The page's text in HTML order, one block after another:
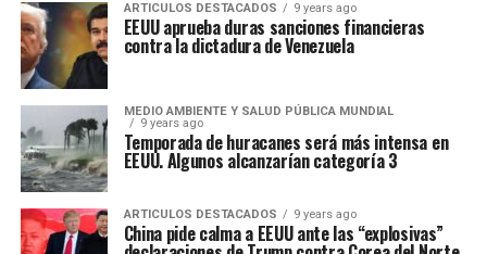
ARTICULOS DESTACADOS 9 years ago
EEUU aprueba duras sanciones financieras
contra la dictadura de Venezuela
MEDIO AMBIENTE Y SALUD PÚBLICA MUNDIAL
9 years ago
Temporada de huracanes será más intensa en
EEUU. Algunos alcanzarían categoría 3
ARTICULOS DESTACADOS 9 years ago
China pide calma a EEUU ante las “explosivas”